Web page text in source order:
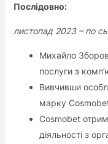
Послідовно:
листопад 2023 – по
Михайло
послуги з
Вивчивши
марку
Cosmobet
діяльності з